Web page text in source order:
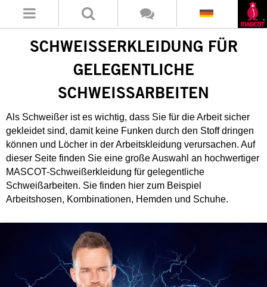
SCHWEISSERKLEIDUNG FÜR G
ELEGENTLICHE S
CHWEISSARBEITEN
Als Schweißer ist es wichtig, dass Sie für die Arbeit sicher
gekleidet sind, damit keine Funken durch den Stoff dringen
können und Löcher in der Arbeitskleidung verursachen. Auf
dieser Seite finden Sie eine große Auswahl an hochwertiger
MASCOT-Schweißerkleidung für gelegentliche
Schweißarbeiten. Sie finden hier zum Beispiel
Arbeitshosen, Kombinationen, Hemden und Schuhe.